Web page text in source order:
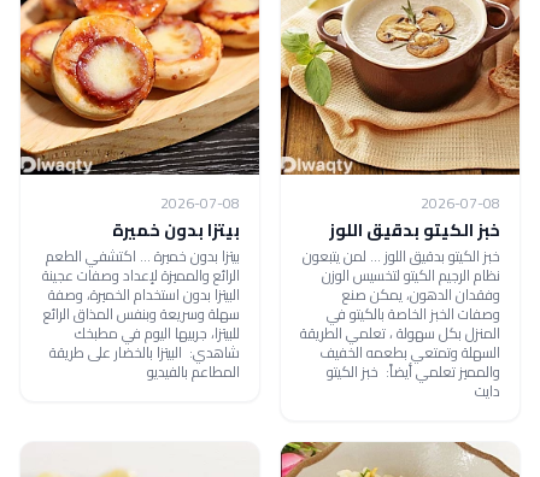
2026-07-08
خبز الكيتو بدقيق اللوز
خبز الكيتو بدقيق اللوز ... لمن يتبعون
نظام الرجيم الكيتو لتخسيس الوزن
وفقدان الدهون، يمكن صنع
وصفات الخبز الخاصة بالكيتو في
المنزل بكل سهولة ، تعلمي الطريقة
السهلة وتمتعي بطعمه الخفيف
والمميز تعلمي أيضاً: خبز الكيتو
دايت
2026-07-08
بيتزا بدون خميرة
بيتزا بدون خميرة ... اكتشفي الطعم
الرائع والمميزة لإعداد وصفات عجينة
البيتزا بدون استخدام الخميرة، وصفة
سهلة وسريعة وبنفس المذاق الرائع
للبيتزا، جربيها اليوم في مطبخك
شاهدي: البيتزا بالخضار على طريقة
المطاعم بالفيديو